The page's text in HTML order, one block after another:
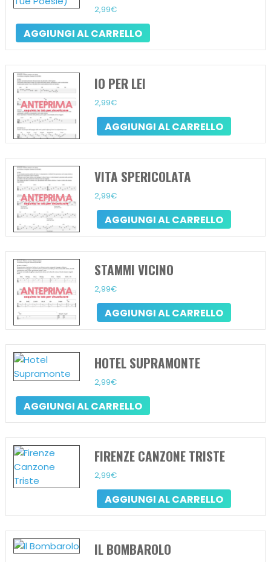
2,99€
AGGIUNGI AL CARRELLO
IO PER LEI
2,99€
AGGIUNGI AL CARRELLO
VITA SPERICOLATA
2,99€
AGGIUNGI AL CARRELLO
STAMMI VICINO
2,99€
AGGIUNGI AL CARRELLO
HOTEL SUPRAMONTE
2,99€
AGGIUNGI AL CARRELLO
FIRENZE CANZONE TRISTE
2,99€
AGGIUNGI AL CARRELLO
IL BOMBAROLO